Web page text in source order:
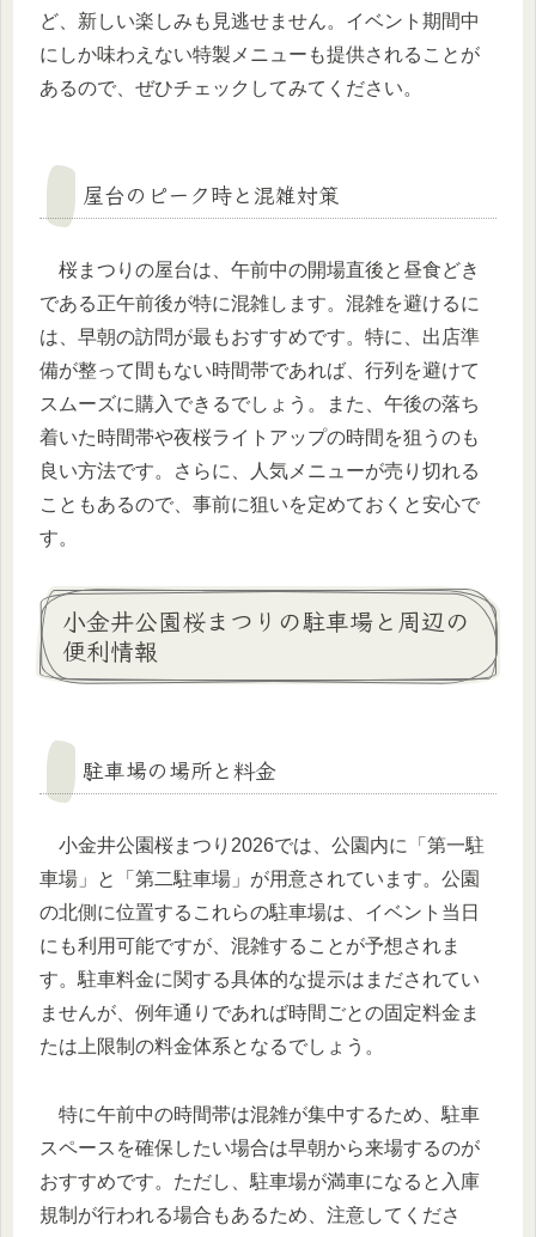
ど、新しい楽しみも見逃せません。イベント期間中
にしか味わえない特製メニューも提供されることが
あるので、ぜひチェックしてみてください。
屋台のピーク時と混雑対策
桜まつりの屋台は、午前中の開場直後と昼食どき
である正午前後が特に混雑します。混雑を避けるに
は、早朝の訪問が最もおすすめです。特に、出店準
備が整って間もない時間帯であれば、行列を避けて
スムーズに購入できるでしょう。また、午後の落ち
着いた時間帯や夜桜ライトアップの時間を狙うのも
良い方法です。さらに、人気メニューが売り切れる
こともあるので、事前に狙いを定めておくと安心で
す。
小金井公園桜まつりの駐車場と周辺の
便利情報
駐車場の場所と料金
小金井公園桜まつり2026では、公園内に「第一駐
車場」と「第二駐車場」が用意されています。公園
の北側に位置するこれらの駐車場は、イベント当日
にも利用可能ですが、混雑することが予想されま
す。駐車料金に関する具体的な提示はまだされてい
ませんが、例年通りであれば時間ごとの固定料金ま
たは上限制の料金体系となるでしょう。
特に午前中の時間帯は混雑が集中するため、駐車
スペースを確保したい場合は早朝から来場するのが
おすすめです。ただし、駐車場が満車になると入庫
規制が行われる場合もあるため、注意してくださ